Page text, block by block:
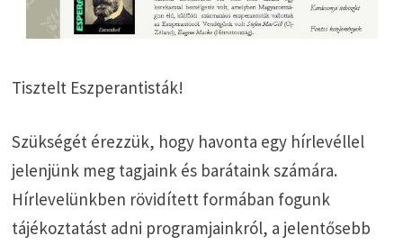
Tisztelt Eszperantisták!
Szükségét érezzük, hogy havonta egy hírlevéllel
jelenjünk meg tagjaink és barátaink számára.
Hírlevelünkben rövidített formában fogunk
tájékoztatást adni programjainkról, a jelentősebb